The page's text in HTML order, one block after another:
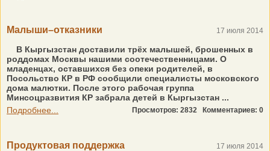
Малыши–отказники 17 июля 2014
В Кыргызстан доставили трёх малышей, брошенных в
роддомах Москвы нашими соотечественницами. О
младенцах, оставшихся без опеки родителей, в
Посольство КР в РФ сообщили специалисты московского
дома малютки. После этого рабочая группа
Минсоцразвития КР забрала детей в Кыргызстан ...
Подробнее...
Просмотров: 2832 Комментариев: 0
Продуктовая поддержка 17 июля 2014